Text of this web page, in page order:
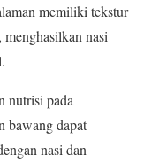
memiliki tekstur
nasi
nutrisi pada
bawang dapat
nasi dan